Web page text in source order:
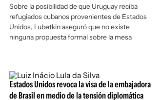
Sobre la posibilidad de que Uruguay reciba
refugiados cubanos provenientes de Estados
Unidos, Lubetkin aseguró que no existe
ninguna propuesta formal sobre la mesa
Estados Unidos revoca la visa de la embajadora
de Brasil en medio de la tensión diplomática